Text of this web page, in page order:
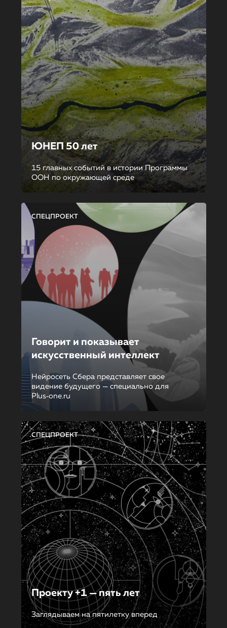
ЮНЕП 50 лет
15 главных событий в истории Программы
ООН по окружающей среде
СПЕЦПРОЕКТ
Говорит и показывает
искусственный интеллект
Нейросеть Сбера представляет свое
видение будущего — специально для
Plus‑one.ru
СПЕЦПРОЕКТ
Проекту +1 — пять лет
Заглядываем на пятилетку вперед